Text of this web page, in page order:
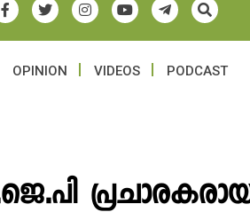
OPINION VIDEOS PODCAST